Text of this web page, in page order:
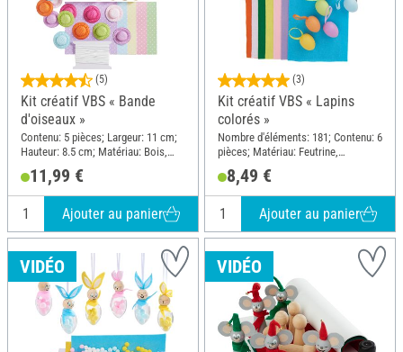
(5)
Kit créatif VBS « Bande
d'oiseaux »
Contenu: 5 pièces; Largeur: 11 cm;
Hauteur: 8.5 cm; Matériau: Bois,
11,99 €
Ajouter au panier
(3)
Kit créatif VBS « Lapins
colorés »
Nombre d'éléments: 181; Contenu: 6
pièces; Matériau: Feutrine,
Bois8,49 €
Ajouter au panier
VIDÉO VIDÉO